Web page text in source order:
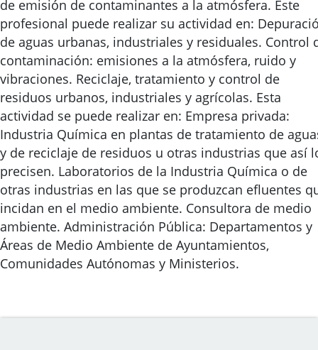
de emisión de contaminantes a la atmósfera. Este
profesional puede realizar su actividad en:
de aguas urbanas, industriales y residuales. Control
contaminación: emisiones a la atmósfera, ruido y
vibraciones. Reciclaje, tratamiento y control de
residuos urbanos, industriales y agrícolas. Esta
actividad se puede realizar en: Empresa privada:
Industria Química en plantas de tratamiento de
y de reciclaje de residuos u otras industrias que así
precisen. Laboratorios de la Industria Química o de
otras industrias en las que se produzcan efluentes
incidan en el medio ambiente. Consultora de medio
ambiente. Administración Pública: Departamentos y
Áreas de Medio Ambiente de Ayuntamientos,
Comunidades Autónomas y Ministerios.